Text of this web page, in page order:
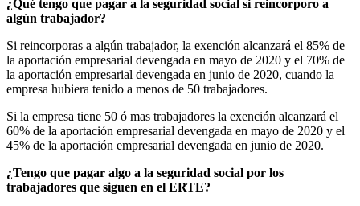
¿Qué tengo que pagar a la seguridad social si reincorporo a
algún trabajador?
Si reincorporas a algún trabajador, la exención alcanzará el 85% de
la aportación empresarial devengada en mayo de 2020 y el 70% de
la aportación empresarial devengada en junio de 2020, cuando la
empresa hubiera tenido a menos de 50 trabajadores.
Si la empresa tiene 50 ó mas trabajadores la exención alcanzará el
60% de la aportación empresarial devengada en mayo de 2020 y el
45% de la aportación empresarial devengada en junio de 2020.
¿Tengo que pagar algo a la seguridad social por los
trabajadores que siguen en el ERTE?